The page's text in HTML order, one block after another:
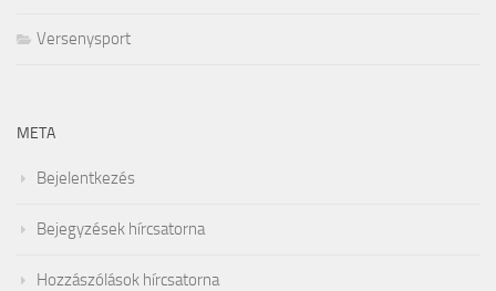
Versenysport
META
Bejelentkezés
Bejegyzések hírcsatorna
Hozzászólások hírcsatorna